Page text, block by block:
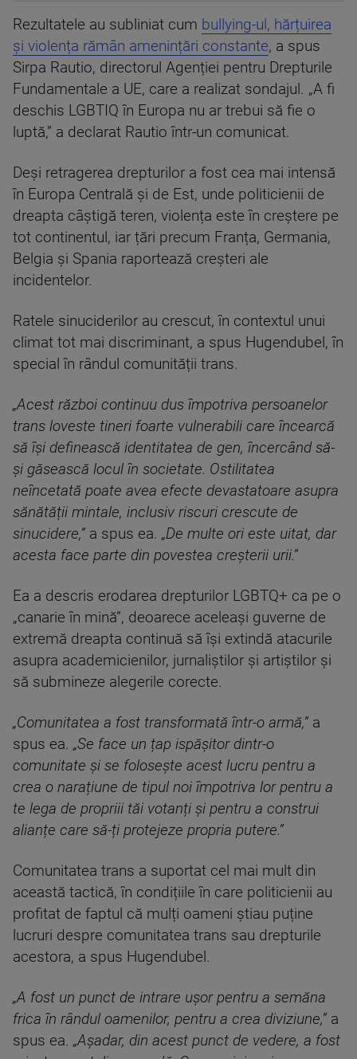
Rezultatele au subliniat cum bullying-ul, hărțuirea
și violența rămân amenințări constante, a spus
Sirpa Rautio, directorul Agenției pentru Drepturile
Fundamentale a UE, care a realizat sondajul. „A fi
deschis LGBTIQ în Europa nu ar trebui să fie o
luptă,” a declarat Rautio într-un comunicat.
Deși retragerea drepturilor a fost cea mai intensă
în Europa Centrală și de Est, unde politicienii de
dreapta câștigă teren, violența este în creștere pe
tot continentul, iar țări precum Franța, Germania,
Belgia și Spania raportează creșteri ale
incidentelor.
Ratele sinuciderilor au crescut, în contextul unui
climat tot mai discriminant, a spus Hugendubel, în
special în rândul comunității trans.
„Acest război continuu dus împotriva persoanelor
trans loveste tineri foarte vulnerabili care încearcă
să își definească identitatea de gen, încercând să-
și găsească locul în societate. Ostilitatea
neîncetată poate avea efecte devastatoare asupra
sănătății mintale, inclusiv riscuri crescute de
sinucidere,” a spus ea. „De multe ori este uitat, dar
acesta face parte din povestea creșterii urii.”
Ea a descris erodarea drepturilor LGBTQ+ ca pe o
„canarie în mină”, deoarece aceleași guverne de
extremă dreapta continuă să își extindă atacurile
asupra academicienilor, jurnaliștilor și artiștilor și
să submineze alegerile corecte.
„Comunitatea a fost transformată într-o armă,” a
spus ea. „Se face un țap ispășitor dintr-o
comunitate și se folosește acest lucru pentru a
crea o narațiune de tipul noi împotriva lor pentru a
te lega de propriii tăi votanți și pentru a construi
alianțe care să-ți protejeze propria putere.”
Comunitatea trans a suportat cel mai mult din
această tactică, în condițiile în care politicienii au
profitat de faptul că mulți oameni știau puține
lucruri despre comunitatea trans sau drepturile
acestora, a spus Hugendubel.
„A fost un punct de intrare ușor pentru a semăna
frica în rândul oamenilor, pentru a crea diviziune,” a
spus ea. „Așadar, din acest punct de vedere, a fost